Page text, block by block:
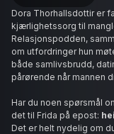
Dora Thorhallsdottir er
kjærlighetssorg til
Relasjonspodden,
om utfordringer hun
både samlivsbrudd,
pårørende når mannen
Har du noen spørsmål
det til Frida på epost:
Det er helt nydelig om